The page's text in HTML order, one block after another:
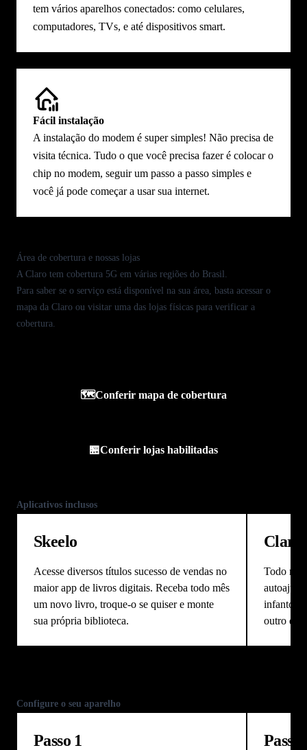
tem vários aparelhos conectados: como celulares,
computadores, TVs, e até dispositivos smart.
Fácil instalação
A instalação do modem é super simples! Não precisa de
visita técnica. Tudo o que você precisa fazer é colocar o
chip no modem, seguir um passo a passo simples e
você já pode começar a usar sua internet.
Área de cobertura e nossas lojas
A Claro tem cobertura 5G em várias regiões do Brasil.
Para saber se o serviço está disponível na sua área, basta acessar o
mapa da Claro ou visitar uma das lojas físicas para verificar a
cobertura.
🗺️Conferir mapa de cobertura
🏪Conferir lojas habilitadas
Aplicativos inclusos
Skeelo
Acesse diversos títulos sucesso de vendas no
maior app de livros digitais. Receba todo mês
um novo livro, troque-o se quiser e monte
sua própria biblioteca.
Claro
Todo
infanto-
outro do
Configure o seu aparelho
Passo 1 Passo